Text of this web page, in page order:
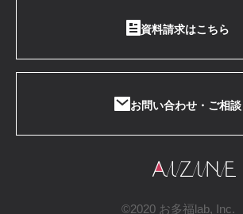
資料請求はこちら
お問い合わせ・ご相談
©2020 お多福lab, Inc.